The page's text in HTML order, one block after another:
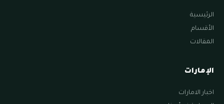
الرئيسية
الأقسام
المقالات
الإمارات
اخبار الامارات